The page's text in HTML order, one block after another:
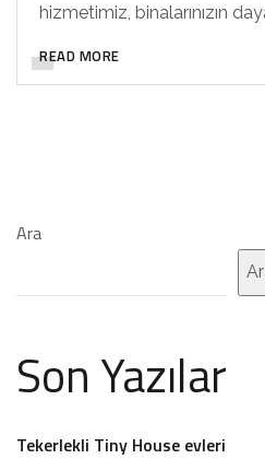
hizmetimiz, binalarınızın
READ MORE
Ara
Son Yazılar
Tekerlekli Tiny House evleri